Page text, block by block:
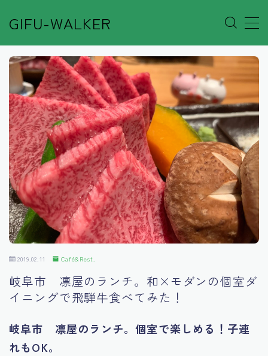
GIFU-WALKER
MENU
Author’s Voice
Café&Rest.
Event
Go out
Others
Tourism
2019.02.11 Café&Rest.
岐阜市 凛屋のランチ。和×モダンの個室ダ
イニングで飛騨牛食べてみた！
岐阜市 凛屋のランチ。個室で楽しめる！子連
れもOK。